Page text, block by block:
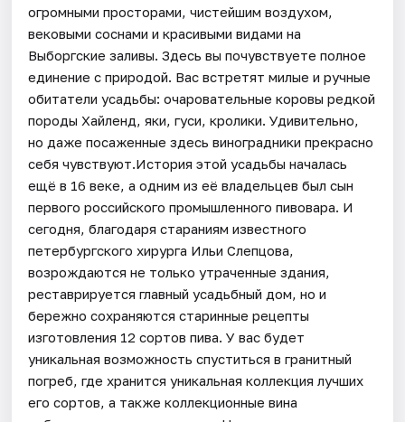
огромными просторами, чистейшим воздухом,
вековыми соснами и красивыми видами на
Выборгские заливы. Здесь вы почувствуете полное
единение с природой. Вас встретят милые и ручные
обитатели усадьбы: очаровательные коровы редкой
породы Хайленд, яки, гуси, кролики. Удивительно,
но даже посаженные здесь виноградники прекрасно
себя чувствуют.История этой усадьбы началась
ещё в 16 веке, а одним из её владельцев был сын
первого российского промышленного пивовара. И
сегодня, благодаря стараниям известного
петербургского хирурга Ильи Слепцова,
возрождаются не только утраченные здания,
реставрируется главный усадьбный дом, но и
бережно сохраняются старинные рецепты
изготовления 12 сортов пива. У вас будет
уникальная возможность спуститься в гранитный
погреб, где хранится уникальная коллекция лучших
его сортов, а также коллекционные вина